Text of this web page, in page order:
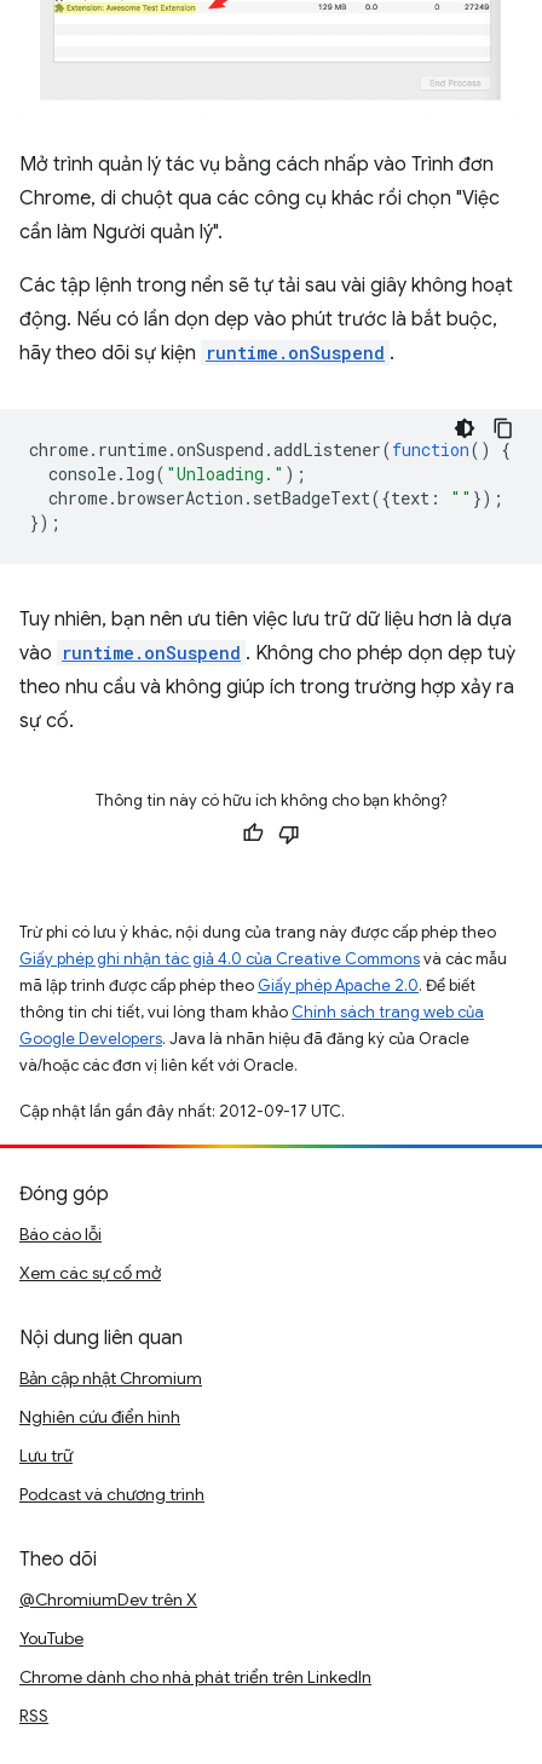
Mở trình quản lý tác vụ bằng cách nhấp vào Trình đơn
Chrome, di chuột qua các công cụ khác rồi chọn "Việc
cần làm Người quản lý".
Các tập lệnh trong nền sẽ tự tải sau vài giây không hoạt
động. Nếu có lần dọn dẹp vào phút trước là bắt buộc,
hãy theo dõi sự kiện runtime.onSuspend .
chrome. runtime.onSuspend .addListener(function()
{
console. log( "Unloading." );
chrome.browserAction . setBadgeText({text : "" });
});
Tuy nhiên, bạn nên ưu tiên việc lưu trữ dữ liệu hơn là dựa
vào runtime.onSuspend . Không cho phép dọn dẹp tuỳ
theo nhu cầu và không giúp ích trong trường hợp xảy ra
sự cố.
Thông tin này có hữu ích không cho bạn không?
Trừ phi có lưu ý khác, nội dung của trang này được cấp phép theo
Giấy phép ghi nhận tác giả 4.0 của Creative Commonsvà các mẫu
mã lập trình được cấp phép theo Giấy phép Apache 2.0. Để biết
thông tin chi tiết, vui lòng tham khảo Chính sách trang web của
Google Developers. Java là nhãn hiệu đã đăng ký của Oracle
và/hoặc các đơn vị liên kết với Oracle.
Cập nhật lần gần đây nhất: 2012-09-17 UTC.
Đóng góp
Báo cáo lỗi
Xem các sự cố mở
Nội dung liên quan
Bản cập nhật Chromium
Nghiên cứu điển hình
Lưu trữ
Podcast và chương trình
Theo dõi
@ChromiumDev trên X
YouTube
Chrome dành cho nhà phát triển trên LinkedIn
RSS